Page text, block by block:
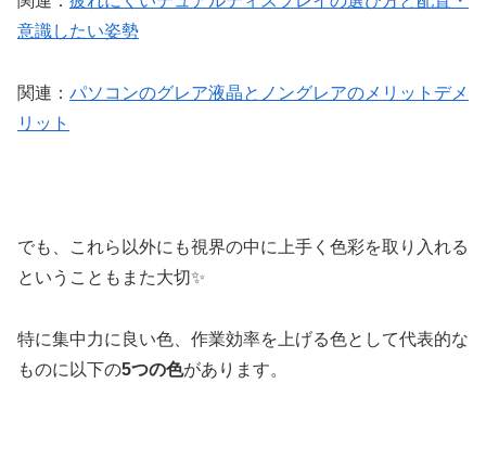
意識したい姿勢
関連： パソコンのグレア液晶とノングレアのメリットデメ
リット
でも、これら以外にも視界の中に上手く色彩を取り入れる
ということもまた大切✨
特に集中力に良い色、作業効率を上げる色として代表的な
ものに以下の5つの色があります。